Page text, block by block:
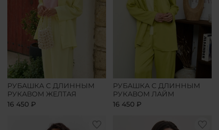
РУБАШКА С ДЛИННЫМ
РУКАВОМ ЖЕЛТАЯ
16 450 ₽
РУБАШКА С ДЛИННЫМ
РУКАВОМ ЛАЙМ
16 450 ₽